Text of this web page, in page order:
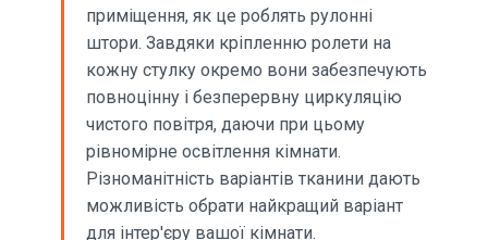
приміщення, як це роблять рулонні
штори. Завдяки кріпленню ролети на
кожну стулку окремо вони забезпечують
повноцінну і безперервну циркуляцію
чистого повітря, даючи при цьому
рівномірне освітлення кімнати.
Різноманітність варіантів тканини дають
можливість обрати найкращий варіант
для інтер'єру вашої кімнати.